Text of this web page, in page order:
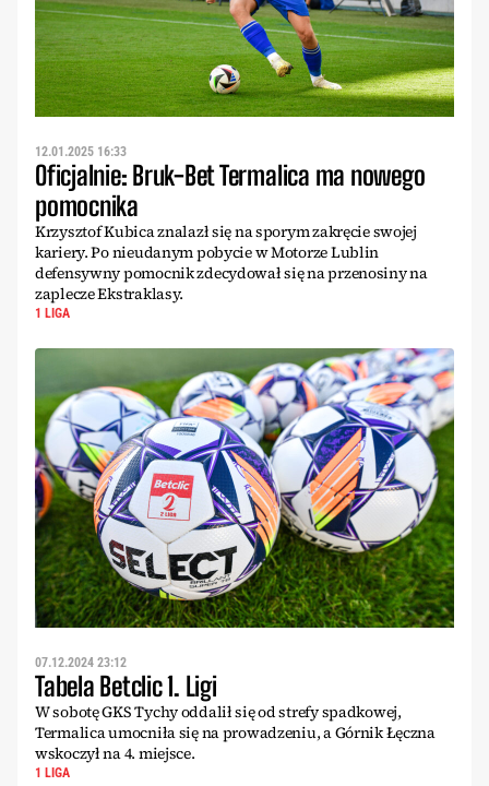
12.01.2025 16:33
Oficjalnie: Bruk-Bet Termalica ma nowego
pomocnika
Krzysztof Kubica znalazł się na sporym zakręcie swojej
kariery. Po nieudanym pobycie w Motorze Lublin
defensywny pomocnik zdecydował się na przenosiny na
zaplecze Ekstraklasy.
1 LIGA
07.12.2024 23:12
Tabela Betclic 1. Ligi
W sobotę GKS Tychy oddalił się od strefy spadkowej,
Termalica umocniła się na prowadzeniu, a Górnik Łęczna
wskoczył na 4. miejsce.
1 LIGA